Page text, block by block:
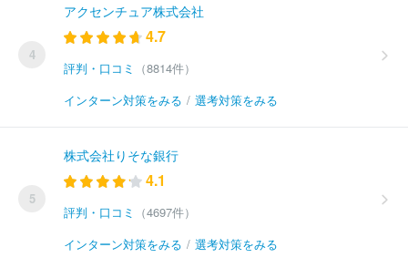
4
アクセンチュア株式会社
4.7
評判・口コミ
（8814件）
インターン対策をみる / 選考対策をみる
5
株式会社りそな銀行
4.1
評判・口コミ
（4697件）
インターン対策をみる / 選考対策をみる